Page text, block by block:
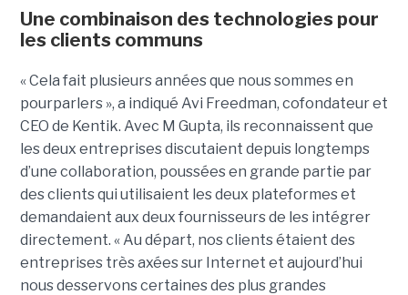
Une combinaison des technologies pour
les clients communs
« Cela fait plusieurs années que nous sommes en
pourparlers », a indiqué Avi Freedman, cofondateur et
CEO de Kentik. Avec M Gupta, ils reconnaissent que
les deux entreprises discutaient depuis longtemps
d’une collaboration, poussées en grande partie par
des clients qui utilisaient les deux plateformes et
demandaient aux deux fournisseurs de les intégrer
directement. « Au départ, nos clients étaient des
entreprises très axées sur Internet et aujourd’hui
nous desservons certaines des plus grandes